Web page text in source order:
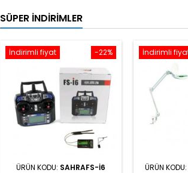
SÜPER İNDIRIMLER
-22%
İndirimli fiyat
ÜRÜN KODU: SAHRAFS-I6
İndirimli
ÜRÜN KODU: